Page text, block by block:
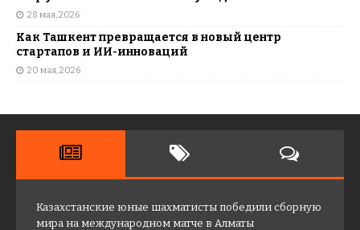
28 мая, 2026
Как Ташкент превращается в новый центр
стартапов и ИИ-инноваций
20 мая, 2026
Казахстанские юные шахматисты победили сборную
мира на международном матче в Алматы